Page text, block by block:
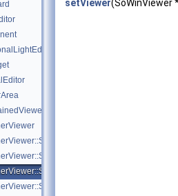
setViewer(SoWinViewer